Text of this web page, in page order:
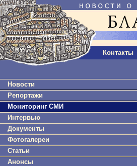
Контакты
Новости
Репортажи
Мониторинг СМИ
Интервью
Документы
Фотогалереи
Статьи
Анонсы